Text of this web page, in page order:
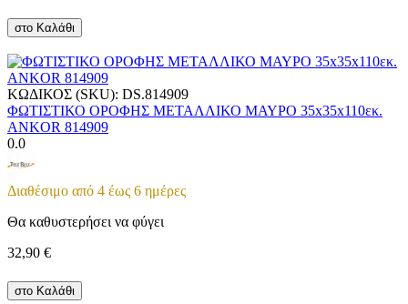
στο Καλάθι
ΚΩΔΙΚΟΣ (SKU): DS.814909
ΦΩΤΙΣΤΙΚΟ ΟΡΟΦΗΣ ΜΕΤΑΛΛΙΚΟ ΜΑΥΡΟ 35x35x110εκ.
ANKOR 814909
0.0
Διαθέσιμο από 4 έως 6 ημέρες
Θα καθυστερήσει να φύγει
32,90 €
στο Καλάθι